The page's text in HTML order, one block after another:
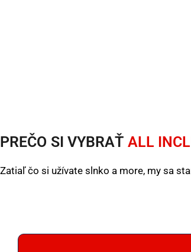
PREČO SI VYBRAŤ ALL
Zatiaľ čo si užívate slnko a more, my sa